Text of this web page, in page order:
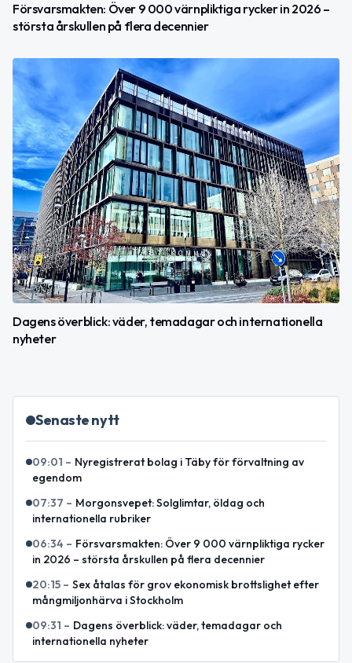
Försvarsmakten: Över 9 000 värnpliktiga rycker in 2026 –
största årskullen på flera decennier
Dagens överblick: väder, temadagar och internationella
nyheter
Senaste nytt
09:01 – Nyregistrerat bolag i Täby för förvaltning av
egendom
07:37 – Morgonsvepet: Solglimtar, öldag och
internationella rubriker
06:34 – Försvarsmakten: Över 9 000 värnpliktiga rycker
in 2026 – största årskullen på flera decennier
20:15 – Sex åtalas för grov ekonomisk brottslighet efter
mångmiljonhärva i Stockholm
09:31 – Dagens överblick: väder, temadagar och
internationella nyheter